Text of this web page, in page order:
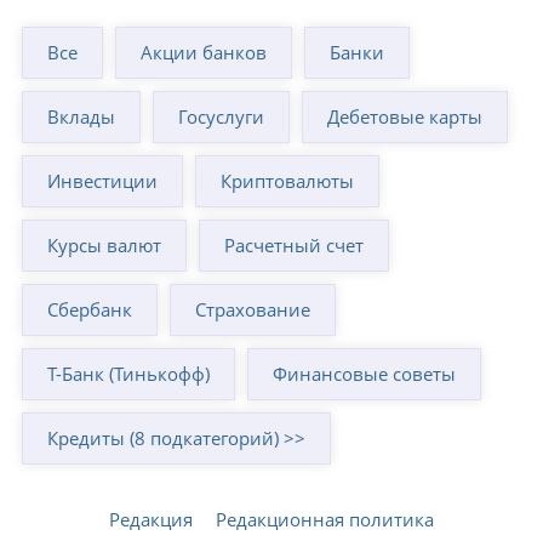
Все Акции банков Банки
Вклады Госуслуги Дебетовые карты
Инвестиции Криптовалюты
Курсы валют Расчетный счет
Сбербанк Страхование
Т-Банк (Тинькофф) Финансовые советы
Кредиты (8 подкатегорий) >>
Редакция Редакционная политика